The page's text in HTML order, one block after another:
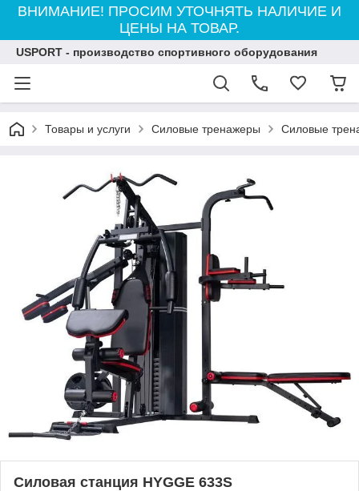
ВНИМАНИЕ! ПРОСИМ УТОЧНЯТЬ НАЛИЧИЕ И
ЦЕНЫ НА ТОВАР.
USPORT - производство спортивного оборудования
Товары и услуги Силовые тренажеры Силовые
Силовая станция HYGGE 633S